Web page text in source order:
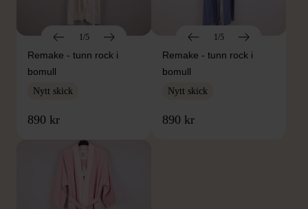
1/5
Remake - tunn rock i
bomull
Nytt skick
890 kr
1/5
Remake - tunn rock i
bomull
Nytt skick
890 kr